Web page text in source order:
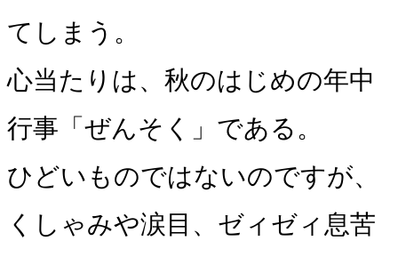
てしまう。
心当たりは、秋のはじめの年中
行事「ぜんそく」である。
ひどいものではないのですが、
くしゃみや涙目、ゼィゼィ息苦